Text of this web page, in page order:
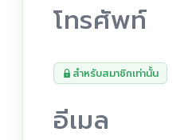
โทรศัพท์
สำหรับสมาชิกเท่านั้น
อีเมล